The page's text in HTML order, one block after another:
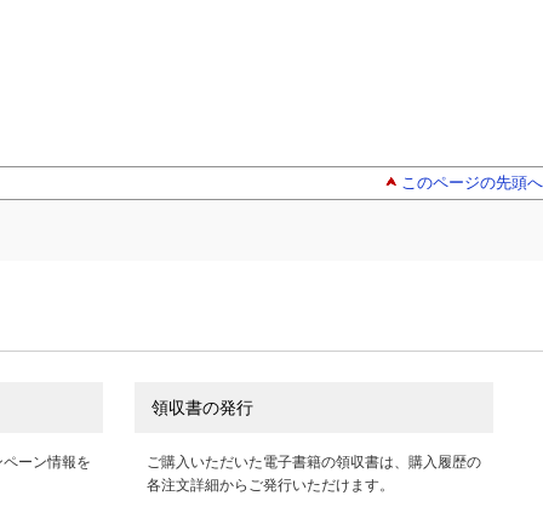
このページの先頭へ
ーン情報を
領収書の発行
ご購入いただいた電子書籍の領収書は、購入履歴の
各注文詳細からご発行いただけます。